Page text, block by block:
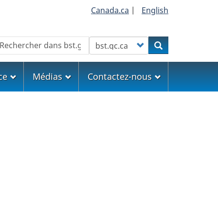
Canada.ca | English
Customize your searchRechercher
Médias Contactez-nous